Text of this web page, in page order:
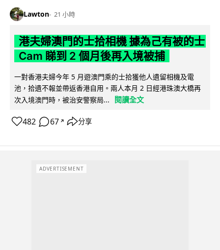
Lawton 21 小時
港夫婦澳門的士拾相機 據為己有被的士
Cam 睇到 2 個月後再入境被捕
一對香港夫婦今年 5 月遊澳門乘的士拾獲他人遺留相機及電
池，拾遺不報並帶返香港自用。兩人本月 2 日經港珠澳大橋再
次入境澳門時，被治安警察局...
閱讀全文
482 67 ↗ 分享
ADVERTISEMENT